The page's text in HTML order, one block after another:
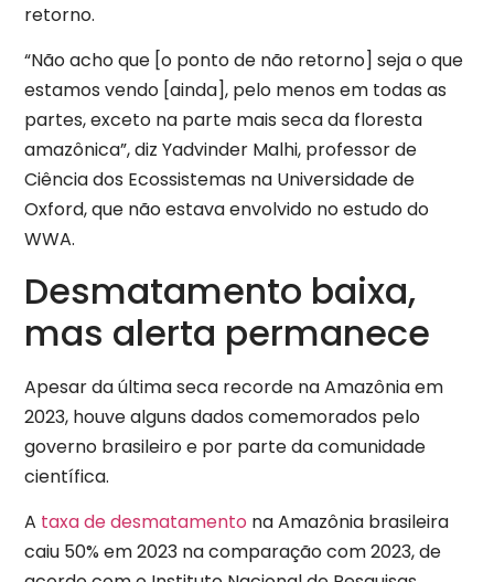
retorno.
“Não acho que [o ponto de não retorno] seja o que
estamos vendo [ainda], pelo menos em todas as
partes, exceto na parte mais seca da floresta
amazônica”, diz Yadvinder Malhi, professor de
Ciência dos Ecossistemas na Universidade de
Oxford, que não estava envolvido no estudo do
WWA.
Desmatamento baixa,
mas alerta permanece
Apesar da última seca recorde na Amazônia em
2023, houve alguns dados comemorados pelo
governo brasileiro e por parte da comunidade
científica.
A taxa de desmatamento na Amazônia brasileira
caiu 50% em 2023 na comparação com 2023, de